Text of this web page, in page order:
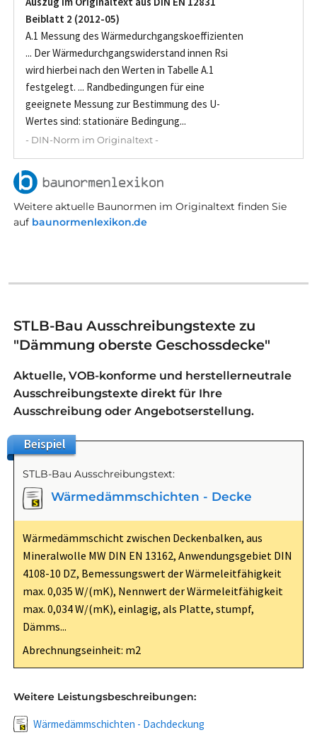
Beiblatt 2 (2012-05)
A.1 Messung des Wärmedurchgangskoeffizienten
... Der Wärmedurchgangswiderstand innen Rsi
wird hierbei nach den Werten in Tabelle A.1
festgelegt. ... Randbedingungen für eine
geeignete Messung zur Bestimmung des U-
Wertes sind: stationäre Bedingung...
- DIN-Norm im Originaltext -
Weitere aktuelle Baunormen im Originaltext finden Sie
auf baunormenlexikon.de
STLB-Bau Ausschreibungstexte zu
"Dämmung oberste Geschossdecke"
Aktuelle, VOB-konforme und herstellerneutrale
Ausschreibungstexte direkt für Ihre
Ausschreibung oder Angebotserstellung.
Beispiel
STLB-Bau Ausschreibungstext:
Wärmedämmschichten - Decke
Wärmedämmschicht zwischen Deckenbalken, aus
Mineralwolle MW DIN EN 13162, Anwendungsgebiet DIN
4108-10 DZ, Bemessungswert der Wärmeleitfähigkeit
max. 0,035 W/(mK), Nennwert der Wärmeleitfähigkeit
max. 0,034 W/(mK), einlagig, als Platte, stumpf,
Dämms...
Abrechnungseinheit: m2
Weitere Leistungsbeschreibungen:
Wärmedämmschichten - Dachdeckung